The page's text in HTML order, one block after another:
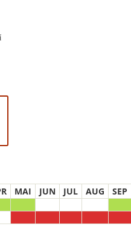
MAI JUN JUL AUG SEP